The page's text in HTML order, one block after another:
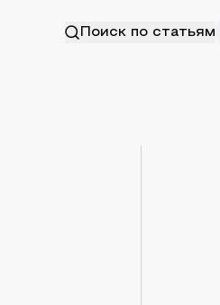
Поиск по статьям